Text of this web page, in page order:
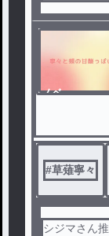
ノベ
#草薙寧々
シジマさん